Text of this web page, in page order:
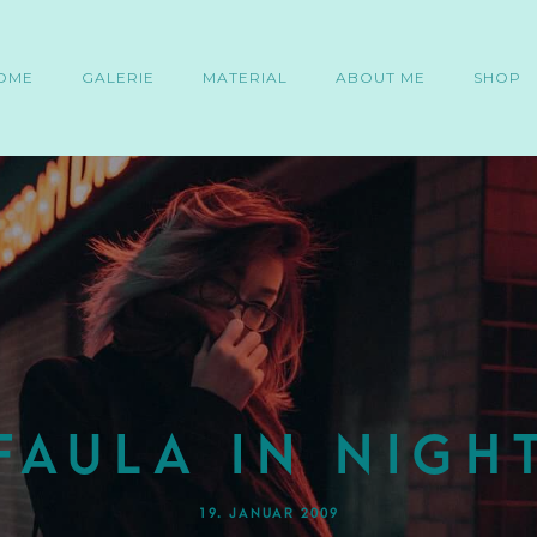
GALERIE MATERIAL ABOUT ME SHOP
in
19. JANUAR 2009